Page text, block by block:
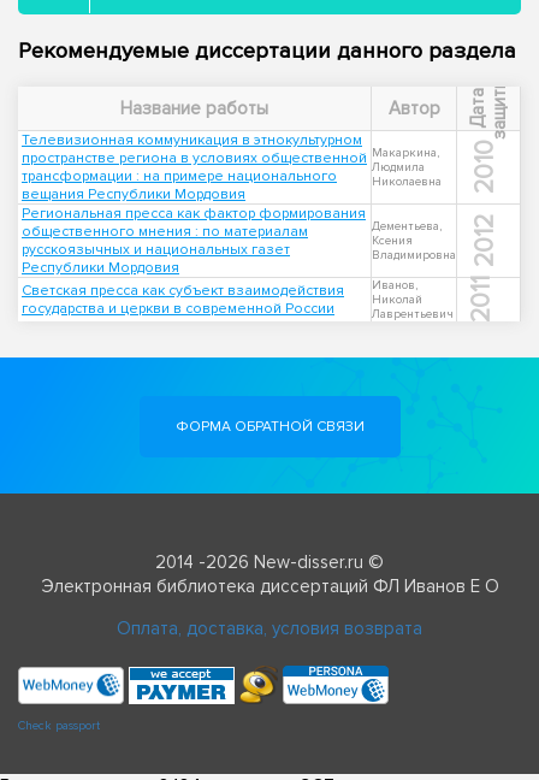
Рекомендуемые диссертации данного раздела
Название работы Автор Д
а
т
а
з
а
щ
и
т ы
Телевизионная коммуникация в этнокультурном
пространстве региона в условиях общественной
трансформации : на примере национального
вещания Республики Мордовия
Макаркина,
Людмила
Николаевна
2010
Региональная пресса как фактор формирования
общественного мнения : по материалам
русскоязычных и национальных газет
Республики Мордовия
Дементьева,
Ксения
Владимировна
2012
Светская пресса как субъект взаимодействия
государства и церкви в современной России
Иванов,
Николай
Лаврентьевич
2011
ФОРМА ОБРАТНОЙ СВЯЗИ
2014 -2026 New-disser.ru ©
Электронная библиотека диссертаций ФЛ Иванов Е О
Оплата, доставка, условия возврата
Check passport